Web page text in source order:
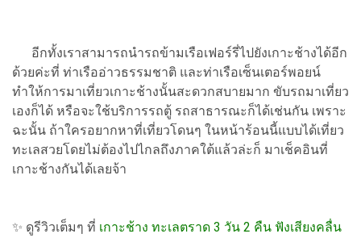
อีกทั้งเราสามารถนำรถข้ามเรือเฟอร์รี่ไปยังเกาะช้างได้อีก
ด้วยค่ะที่ ท่าเรืออ่าวธรรมชาติ และท่าเรือเซ็นเตอร์พอยน์
ทำให้การมาเที่ยวเกาะช้างนั้นสะดวกสบายมาก ขับรถมาเที่ยว
เองก็ได้ หรือจะใช้บริการรถตู้ รถสาธารณะก็ได้เช่นกัน เพราะ
ฉะนั้น ถ้าใครอยากหาที่เที่ยวโดนๆ ในหน้าร้อนนี้แบบได้เที่ยว
ทะเลสวยโดยไม่ต้องไปไกลถึงภาคใต้แล้วล่ะก็ มาเช็คอินที่
เกาะช้างกันได้เลยจ้า
✨ ดูรีวิวเต็มๆ ที่ เกาะช้าง ทะเลตราด 3 วัน 2 คืน ฟังเสียงคลื่น